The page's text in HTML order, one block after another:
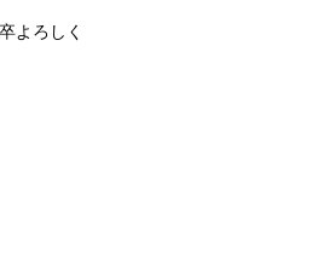
よろしく